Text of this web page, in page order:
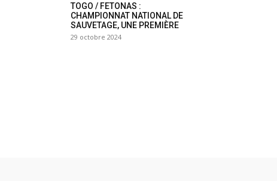
TOGO / FETONAS :
CHAMPIONNAT NATIONAL DE
SAUVETAGE, UNE PREMIÈRE
29 octobre 2024